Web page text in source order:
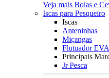
Veja mais Boias e
Iscas para Pesqueiro
Iscas
Anteninhas
Miçangas
Flutuador EVA
Principais
Jr Pesca